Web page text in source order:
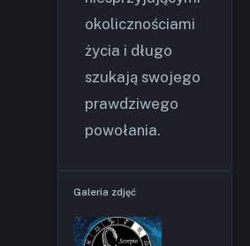
okolicznościami
życia i długo
szukają swojego
prawdziwego
powołania.
Galeria zdjęć